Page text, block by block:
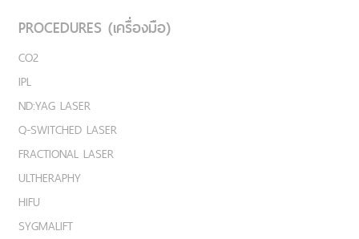
PROCEDURES (เครื่องมือ)
CO2
IPL
ND:YAG LASER
Q-SWITCHED LASER
FRACTIONAL LASER
ULTHERAPHY
HIFU
SYGMALIFT